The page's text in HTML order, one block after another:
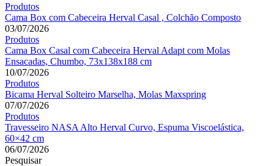
Produtos
Cama Box com Cabeceira Herval Casal , Colchão Composto
03/07/2026
Produtos
Cama Box Casal com Cabeceira Herval Adapt com Molas
Ensacadas, Chumbo, 73x138x188 cm
10/07/2026
Produtos
Bicama Herval Solteiro Marselha, Molas Maxspring
07/07/2026
Produtos
Travesseiro NASA Alto Herval Curvo, Espuma Viscoelástica,
60×42 cm
06/07/2026
Pesquisar